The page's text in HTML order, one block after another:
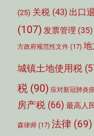
(25) 关税 (43) 出口
(107) 发票管理 (35)
方政府规范性文件 (17) 地
城镇土地使用税
税 (90) 应对新冠肺炎
房产税 (66) 最高人
森律师 (17) 法律 (69)